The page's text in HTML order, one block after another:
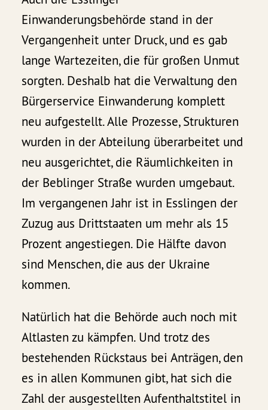
Einwanderungsbehörde stand in der
Vergangenheit unter Druck, und es gab
lange Wartezeiten, die für großen Unmut
sorgten. Deshalb hat die Verwaltung den
Bürgerservice Einwanderung komplett
neu aufgestellt. Alle Prozesse, Strukturen
wurden in der Abteilung überarbeitet und
neu ausgerichtet, die Räumlichkeiten in
der Beblinger Straße wurden umgebaut.
Im vergangenen Jahr ist in Esslingen der
Zuzug aus Drittstaaten um mehr als 15
Prozent angestiegen. Die Hälfte davon
sind Menschen, die aus der Ukraine
kommen.
Natürlich hat die Behörde auch noch mit
Altlasten zu kämpfen. Und trotz des
bestehenden Rückstaus bei Anträgen, den
es in allen Kommunen gibt, hat sich die
Zahl der ausgestellten Aufenthaltstitel in